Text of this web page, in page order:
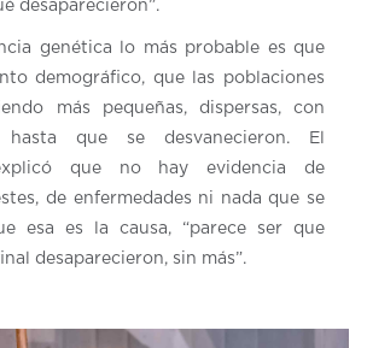
desaparecieron”.
genética lo más probable es que
demográfico, que las poblaciones
más pequeñas, dispersas, con
hasta que se desvanecieron. El
que no hay evidencia de
de enfermedades ni nada que se
esa es la causa, “parece ser que
desaparecieron, sin más”.